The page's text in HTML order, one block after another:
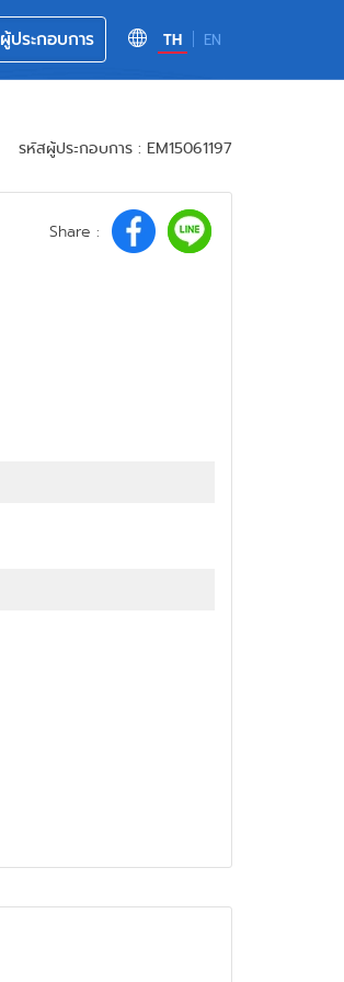
TH EN
ผู้ประกอบการ
รหัสผู้ประกอบการ : EM15061197
Share :